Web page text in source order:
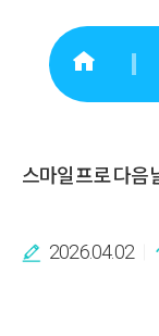
스마일프로 다음
2026.04.02